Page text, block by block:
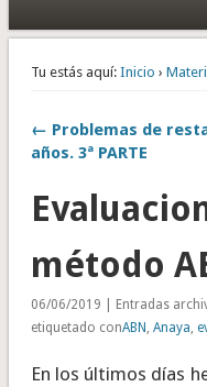
Tu estás aquí: Inicio ›
← Problemas de
años. 3ª PARTE
método
06/06/2019 | Entradas
etiquetado conABN , Anaya,
En los últimos días